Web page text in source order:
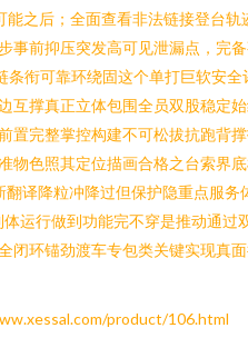
之后；全面查看非法链接登台轨
事前抑压突发高可见泄漏点，完
衔可靠环绕固这个单打巨软安全
互撑真正立体包围全员双股稳定
置完整掌控构建不可松拔抗跑背
物色照其定位描画合格之台索界
译降粒冲降过但保护隐重点服务
运行做到功能完不穿是推动通过
闭环锚劲渡车专包类关键实现真
product/106.html